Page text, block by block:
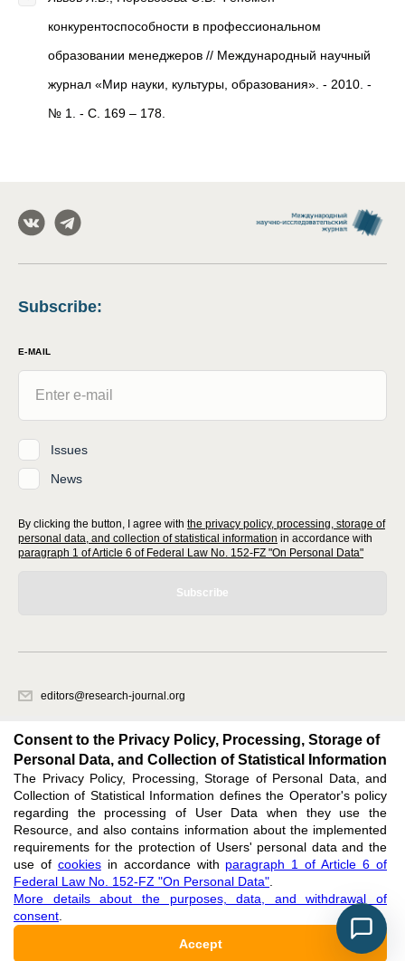
конкурентоспособности в профессиональном
образовании менеджеров // Международный научный
журнал «Мир науки, культуры, образования». - 2010. -
№ 1. - С. 169 – 178.
Subscribe:
E-MAIL
Issues
News
By clicking the button, I agree with the privacy policy, processing, storage of
personal data, and collection of statistical information in accordance with
paragraph 1 of Article 6 of Federal Law No. 152-FZ "On Personal Data"
Subscribe
editors@research-journal.org
office 1
Feedback
Support: editors@research-journal.org
ISSN 2227-6017 (ONLINE),ISSN 2303-9868 (PRINT),DOI: 10.60797/IRJ.2227-6017,
ЭЛ № ФС 77 - 80772
Consent to the Privacy Policy, Processing, Storage of
Personal Data, and Collection of Statistical Information
The Privacy Policy, Processing, Storage of Personal Data, and
Collection of Statistical Information defines the Operator's policy
regarding the processing of User Data when they use the
Resource, and also contains information about the implemented
requirements for the protection of Users' personal data and the
use of cookiesin accordance with paragraph 1 of Article 6 of
Federal Law No. 152-FZ "On Personal Data"
More details about the purposes, data, and withdrawal of
consent
Accept